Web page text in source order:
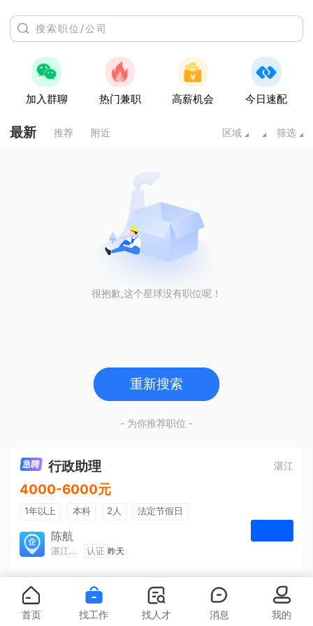
加入群聊 热门兼职 高薪机会 今日速配
最新 推荐 附近 区域 筛选
很抱歉,这个星球没有职位呢！
重新搜索
- 为你推荐职位 -
行政助理 湛江
4000-6000元
1年以上 本科 2人
法定节假日
包吃住
五险一金
陈航
湛江旅游集散中心有限公司 认证 昨天
首页 找工作 找人才 消息 我的